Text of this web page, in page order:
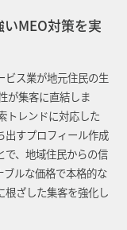
MEO対策を実
ビス業が地元住民の生
が集客に直結しま
トレンドに対応した
出すプロフィール作成
で、地域住民からの信
ルな価格で本格的な
根ざした集客を強化し